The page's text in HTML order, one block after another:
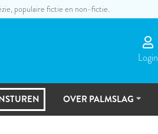
populaire fictie en non-fictie.
Login
OVER PALMSLAG